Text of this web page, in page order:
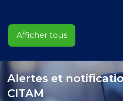
Afficher tous
Alertes et
CITAM